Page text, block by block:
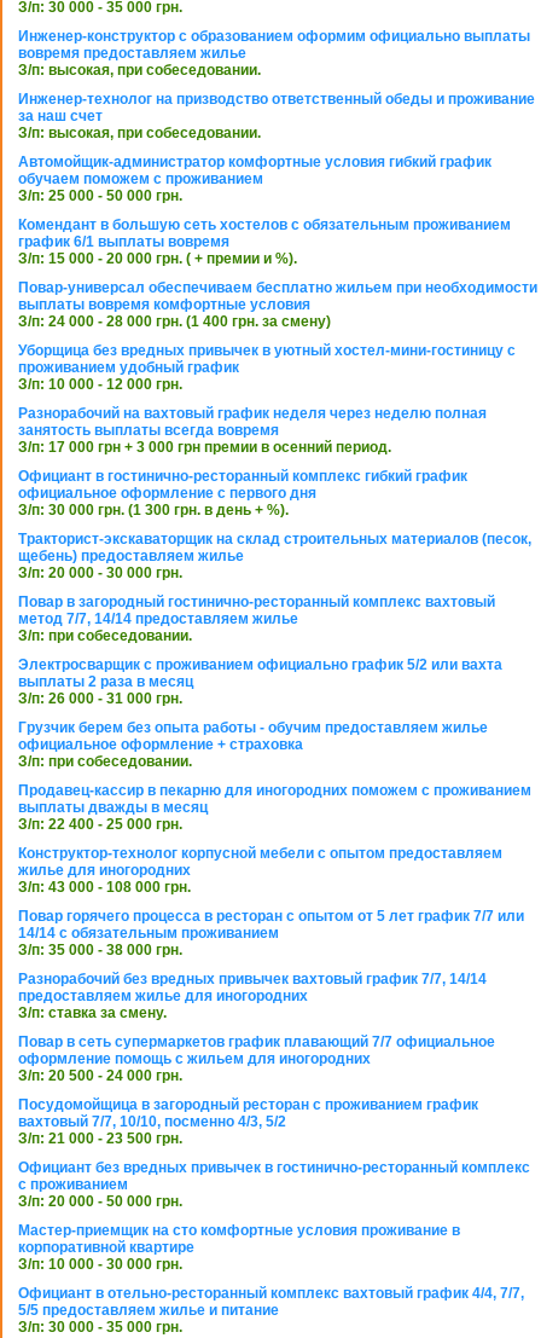
З/п: 30 000 - 35 000 грн.
Инженер-конструктор с образованием оформим официально выплаты
вовремя предоставляем жилье
З/п: высокая, при собеседовании.
Инженер-технолог на призводство ответственный обеды и проживание
за наш счет
З/п: высокая, при собеседовании.
Автомойщик-администратор комфортные условия гибкий график
обучаем поможем с проживанием
З/п: 25 000 - 50 000 грн.
Комендант в большую сеть хостелов с обязательным проживанием
график 6/1 выплаты вовремя
З/п: 15 000 - 20 000 грн. ( + премии и %).
Повар-универсал обеспечиваем бесплатно жильем при необходимости
выплаты вовремя комфортные условия
З/п: 24 000 - 28 000 грн. (1 400 грн. за смену)
Уборщица без вредных привычек в уютный хостел-мини-гостиницу с
проживанием удобный график
З/п: 10 000 - 12 000 грн.
Разнорабочий на вахтовый график неделя через неделю полная
занятость выплаты всегда вовремя
З/п: 17 000 грн + 3 000 грн премии в осенний период.
Официант в гостинично-ресторанный комплекс гибкий график
официальное оформление с первого дня
З/п: 30 000 грн. (1 300 грн. в день + %).
Тракторист-экскаваторщик на склад строительных материалов (песок,
щебень) предоставляем жилье
З/п: 20 000 - 30 000 грн.
Повар в загородный гостинично-ресторанный комплекс вахтовый
метод 7/7, 14/14 предоставляем жилье
З/п: при собеседовании.
Электросварщик с проживанием официально график 5/2 или вахта
выплаты 2 раза в месяц
З/п: 26 000 - 31 000 грн.
Грузчик берем без опыта работы - обучим предоставляем жилье
официальное оформление + страховка
З/п: при собеседовании.
Продавец-кассир в пекарню для иногородних поможем с проживанием
выплаты дважды в месяц
З/п: 22 400 - 25 000 грн.
Конструктор-технолог корпусной мебели с опытом предоставляем
жилье для иногородних
З/п: 43 000 - 108 000 грн.
Повар горячего процесса в ресторан с опытом от 5 лет график 7/7 или
14/14 с обязательным проживанием
З/п: 35 000 - 38 000 грн.
Разнорабочий без вредных привычек вахтовый график 7/7, 14/14
предоставляем жилье для иногородних
З/п: ставка за смену.
Повар в сеть супермаркетов график плавающий 7/7 официальное
оформление помощь с жильем для иногородних
З/п: 20 500 - 24 000 грн.
Посудомойщица в загородный ресторан с проживанием график
вахтовый 7/7, 10/10, посменно 4/3, 5/2
З/п: 21 000 - 23 500 грн.
Официант без вредных привычек в гостинично-ресторанный комплекс
с проживанием
З/п: 20 000 - 50 000 грн.
Мастер-приемщик на сто комфортные условия проживание в
корпоративной квартире
З/п: 10 000 - 30 000 грн.
Официант в отельно-ресторанный комплекс вахтовый график 4/4, 7/7,
5/5 предоставляем жилье и питание
З/п: 30 000 - 35 000 грн.